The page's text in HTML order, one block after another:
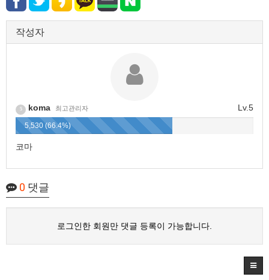
작성자
Lv.5
5 koma 최고관리자
5,530 (66.4%)
코마
0 댓글
로그인한 회원만 댓글 등록이 가능합니다.